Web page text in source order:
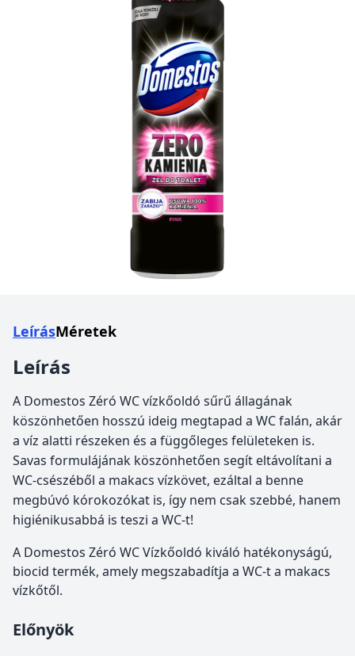
LeírásMéretek
Leírás
A Domestos Zéró WC vízkőoldó sűrű állagának
köszönhetően hosszú ideig megtapad a WC falán, akár
a víz alatti részeken és a függőleges felületeken is.
Savas formulájának köszönhetően segít eltávolítani a
WC-csészéből a makacs vízkövet, ezáltal a benne
megbúvó kórokozókat is, így nem csak szebbé, hanem
higiénikusabbá is teszi a WC-t!
A Domestos Zéró WC Vízkőoldó kiváló hatékonyságú,
biocid termék, amely megszabadítja a WC-t a makacs
vízkőtől.
Előnyök